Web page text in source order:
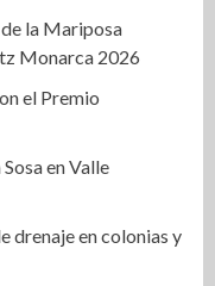
la Mariposa
Monarca 2026
el Premio
en Valle
drenaje en colonias y